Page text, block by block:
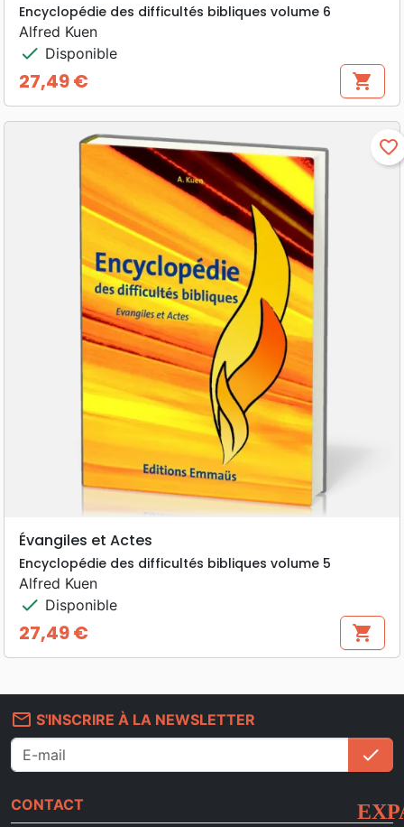
Encyclopédie des difficultés bibliques volume 6
Alfred Kuen
check Disponible
Prix
27,49 € shopping_cart
favorite_border
Évangiles et Actes
Encyclopédie des difficultés bibliques volume 5
Alfred Kuen
check Disponible
Prix
27,49 € shopping_cart
mail_outline S'INSCRIRE À LA NEWSLETTER
check
CONTACT